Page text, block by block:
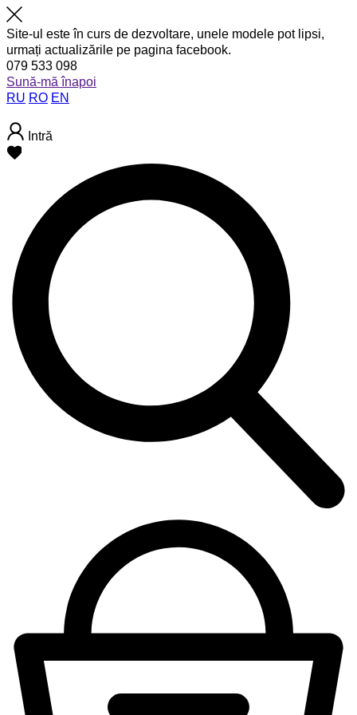
Site-ul este în curs de dezvoltare, unele modele pot lipsi,
urmați actualizările pe pagina facebook.
079 533 098
Sună-mă înapoi
RU RO EN
Intră